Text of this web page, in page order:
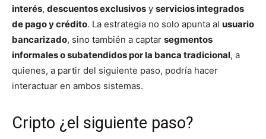
interés, descuentos exclusivos y servicios integrados
de pago y crédito. La estrategia no solo apunta al usuario
bancarizado, sino también a captar segmentos
informales o subatendidos por la banca tradicional, a
quienes, a partir del siguiente paso, podría hacer
interactuar en ambos sistemas.
Cripto ¿el siguiente paso?